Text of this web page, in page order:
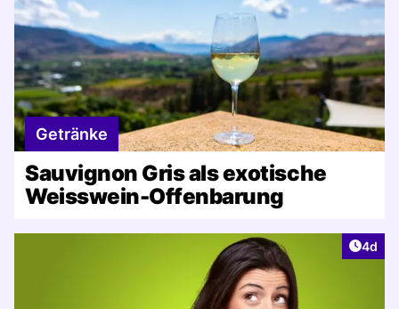
Getränke
Sauvignon Gris als exotische
Weisswein-Offenbarung
4d